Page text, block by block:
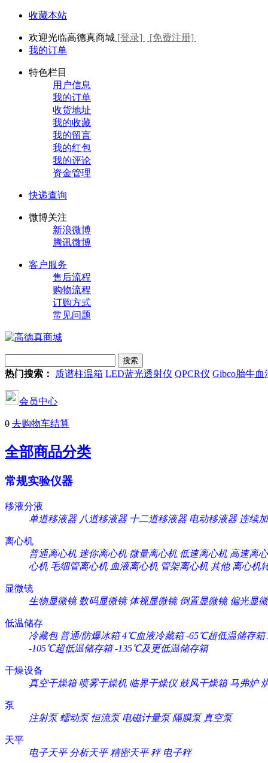
收藏本站
欢迎光临高德真商城 [登录]
[免费注册]
我的订单
特色栏目
用户信息
我的订单
收货地址
我的收藏
我的留言
我的红包
我的评论
资金管理
快递查询
微博关注
新浪微博
腾讯微博
客户服务
售后流程
购物流程
订购方式
常见问题
热门搜索： 质谱柱温箱 LED蓝光透射仪 QPCR仪 Gibco胎牛血
会员中心
0 去购物车结算
全部商品分类
常规实验仪器
移液分液
单道移液器 八道移液器 十二道移液器 电动移液器 连续
离心机
普通离心机 迷你离心机 微量离心机 低速离心机 高速离
心机 毛细管离心机 血液离心机 管架离心机 其他 离心机
显微镜
生物显微镜 数码显微镜 体视显微镜 倒置显微镜 偏光显
低温储存
冷藏包 普通/防爆冰箱 4℃血液冷藏箱 -65℃超低温储存箱
-105℃超低温储存箱 -135℃及更低温储存箱
干燥设备
真空干燥箱 喷雾干燥机 临界干燥仪 鼓风干燥箱 马弗炉
泵
注射泵 蠕动泵 恒流泵 电磁计量泵 隔膜泵 真空泵
天平
电子天平 分析天平 精密天平 秤 电子秤